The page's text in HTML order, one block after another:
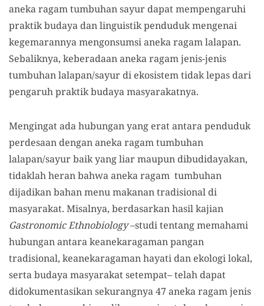
aneka ragam tumbuhan sayur dapat mempengaruhi
praktik budaya dan linguistik penduduk mengenai
kegemarannya mengonsumsi aneka ragam lalapan.
Sebaliknya, keberadaan aneka ragam jenis-jenis
tumbuhan lalapan/sayur di ekosistem tidak lepas dari
pengaruh praktik budaya masyarakatnya.
Mengingat ada hubungan yang erat antara penduduk
perdesaan dengan aneka ragam tumbuhan
lalapan/sayur baik yang liar maupun dibudidayakan,
tidaklah heran bahwa aneka ragam tumbuhan
dijadikan bahan menu makanan tradisional di
masyarakat. Misalnya, berdasarkan hasil kajian
Gastronomic Ethnobiology–studi tentang memahami
hubungan antara keanekaragaman pangan
tradisional, keanekaragaman hayati dan ekologi lokal,
serta budaya masyarakat setempat– telah dapat
didokumentasikan sekurangnya 47 aneka ragam jenis